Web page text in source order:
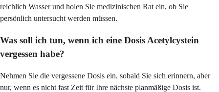
reichlich Wasser und holen Sie medizinischen Rat ein, ob Sie
persönlich untersucht werden müssen.
Was soll ich tun, wenn ich eine Dosis Acetylcystein
vergessen habe?
Nehmen Sie die vergessene Dosis ein, sobald Sie sich erinnern, aber
nur, wenn es nicht fast Zeit für Ihre nächste planmäßige Dosis ist.